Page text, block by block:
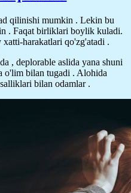
qilinishi mumkin . Lekin bu
. Faqat birliklari boylik kuladi.
harakatlari qo'zg'atadi .
, deplorable aslida yana shuni
o'lim bilan tugadi . Alohida
bilan odamlar .